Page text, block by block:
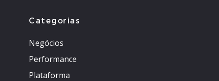
Categorias
Negócios
Performance
Plataforma